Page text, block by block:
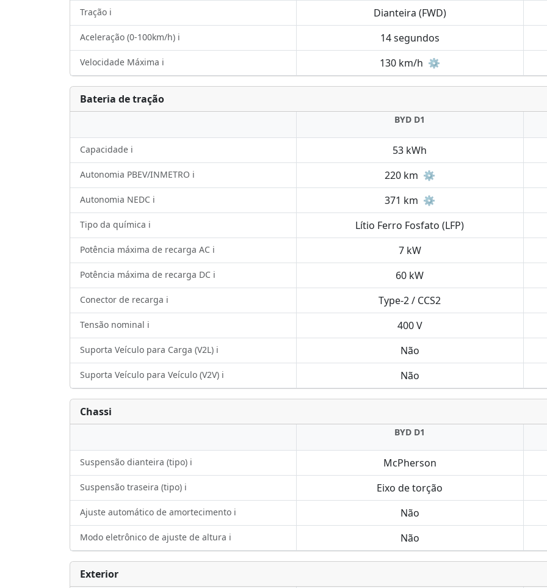
Tração ℹ️ Dianteira (FWD)
Aceleração (0-100km/h) ℹ️ 14 segundos
Velocidade Máxima ℹ️ 130 km/h ⚙️
Bateria de tração
BYD D1
Capacidade ℹ️
53 kWh
Autonomia PBEV/INMETRO ℹ️ 220 km ⚙️
Autonomia NEDC ℹ️ 371 km ⚙️
Tipo da química ℹ️ Lítio Ferro Fosfato (LFP)
Potência máxima de recarga AC ℹ️ 7 kW
Potência máxima de recarga DC ℹ️ 60 kW
Conector de recarga ℹ️ Type-2 / CCS2
Tensão nominal ℹ️ 400 V
Suporta Veículo para Carga (V2L) ℹ️ Não
Suporta Veículo para Veículo (V2V) ℹ️ Não
Chassi
BYD D1
Suspensão dianteira (tipo) ℹ️
McPherson
Suspensão traseira (tipo) ℹ️ Eixo de torção
Ajuste automático de amortecimento ℹ️ Não
Modo eletrônico de ajuste de altura ℹ️ Não
Exterior